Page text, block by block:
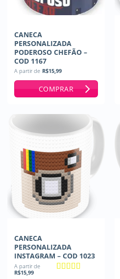
CANECA
PERSONALIZADA
PODEROSO CHEFÃO –
COD 1167
A partir de R$15,99
COMPRAR
CANECA
PERSONALIZADA
INSTAGRAM – COD 1023
A partir de
R$15,99